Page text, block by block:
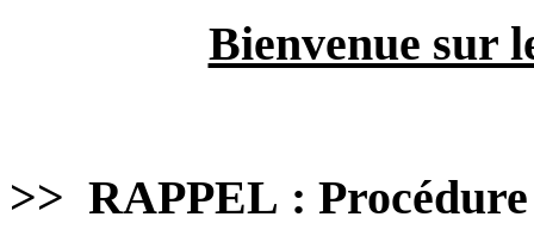
Bienvenue sur
>> RAPPEL :